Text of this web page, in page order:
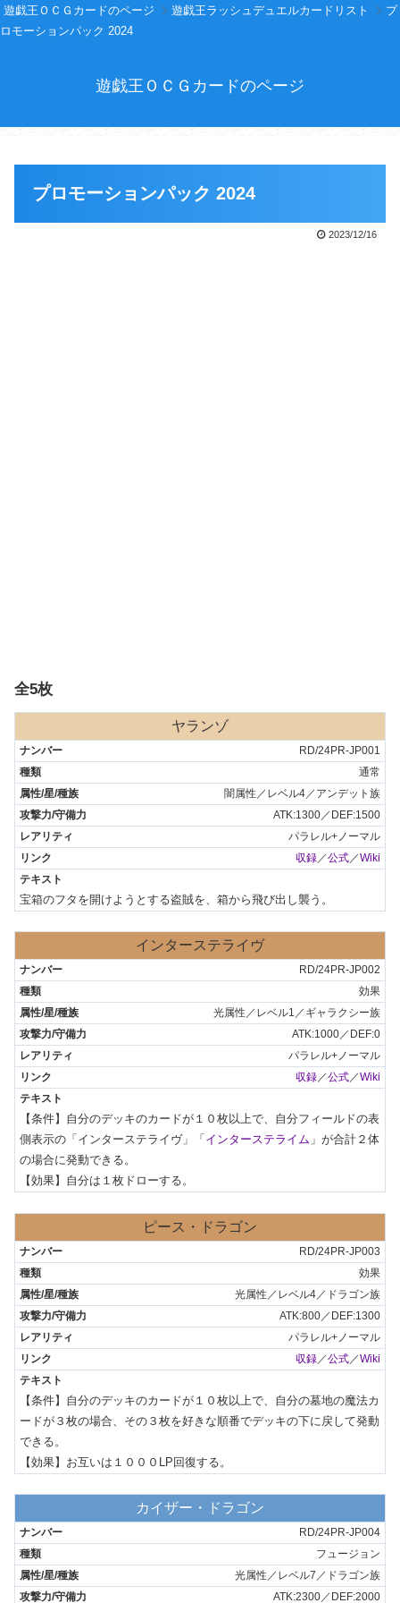
遊戯王ＯＣＧカードのページ 遊戯王ラッシュデュエルカードリスト
プ
ロモーションパック 2024
遊戯王ＯＣＧカードのページ
プロモーションパック 2024
2023/12/16
全5枚
ヤランゾ
RD/24PR-JP001
通常
闇属性／レベル4／アンデット族
ATK:1300／DEF:1500
パラレル+ノーマル
収録 ／公式 ／Wiki
宝箱のフタを開けようとする盗賊を、箱から飛び出し襲う。
インターステライヴ
RD/24PR-JP002
効果
光属性／レベル1／ギャラクシー族
ATK:1000／DEF:0
パラレル+ノーマル
収録／公式／Wiki
【条件】自分のデッキのカードが１０枚以上で、自分フィールドの表
側表示の「インターステライヴ」「 インターステライム 」が合計２体
の場合に発動できる。
【効果】自分は１枚ドローする。
ピース・ドラゴン
RD/24PR-JP003
効果
光属性／レベル4／ドラゴン族
ATK:800／DEF:1300
パラレル+ノーマル
収録 ／公式 ／Wiki
【条件】自分のデッキのカードが１０枚以上で、自分の墓地の魔法カ
ードが３枚の場合、その３枚を好きな順番でデッキの下に戻して発動
できる。
【効果】お互いは１０００LP回復する。
カイザー・ドラゴン
RD/24PR-JP004
フュージョン
光属性／レベル7／ドラゴン族
ATK:2300／DEF:2000